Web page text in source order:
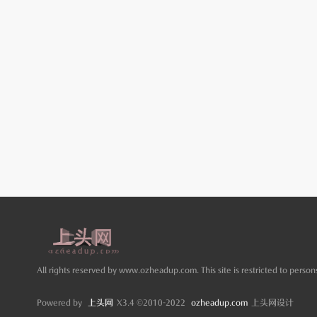
All rights reserved by www.ozheadup.com. This site is restricted to
Powered by 上头网 X3.4 ©2010-2022 ozheadup.com 上头网设计